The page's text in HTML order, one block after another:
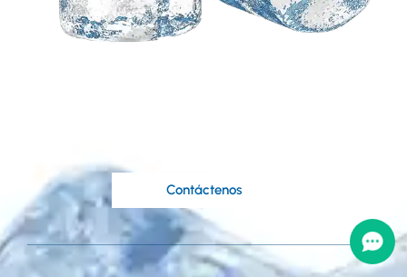
Necesita una solución
Contáctenos